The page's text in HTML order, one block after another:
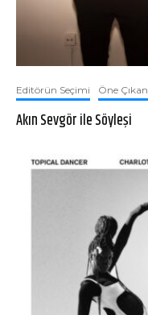
Editörün Seçimi Öne Çıkan
Akın Sevgör ile Söyleşi